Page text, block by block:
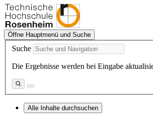
Öffne Hauptmenü und Suche
Suche
Die Ergebnisse werden bei Eingabe
Alle Inhalte durchsuchen